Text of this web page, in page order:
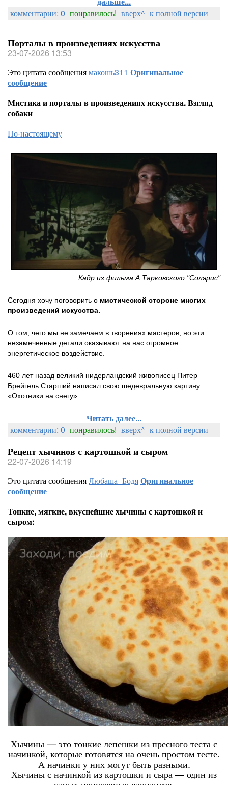
комментарии: 0 понравилось! вверх^ к полной версии
Порталы в произведениях искусства
23-07-2026 13:53
Это цитата сообщениямакошь311 Оригинальное
сообщение
Мистика и порталы в произведениях искусства. Взгляд
собаки
По-настоящему
Кадр из фильма А.Тарковского "Солярис"
Сегодня хочу поговорить о мистической стороне многих
произведений искусства.
О том, чего мы не замечаем в творениях мастеров, но эти
незамеченные детали оказывают на нас огромное
энергетическое воздействие.
460 лет назад великий нидерландский живописец Питер
Брейгель Старший написал свою шедевральную картину
«Охотники на снегу».
Читать далее...
комментарии: 0 понравилось! вверх^ к полной версии
Рецепт хычинов с картошкой и сыром
22-07-2026 14:19
Это цитата сообщенияЛюбаша_БодяОригинальное
сообщение
Тонкие, мягкие, вкуснейшие хычины с картошкой и
сыром:
Хычины — это тонкие лепешки из пресного теста с
начинкой, которые готовятся на очень простом тесте.
А начинки у них могут быть разными.
Хычины с начинкой из картошки и сыра — один из